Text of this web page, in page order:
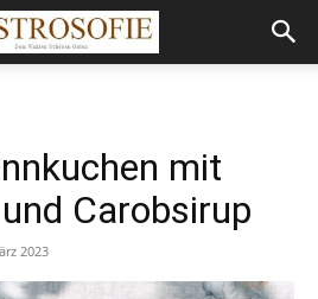
mit
Carobsirup
2023